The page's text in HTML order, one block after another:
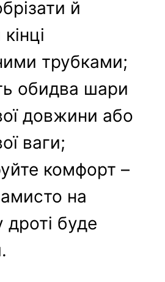
й
трубками;
обидва шари
довжини або
ваги;
комфорт –
на
дроті буде